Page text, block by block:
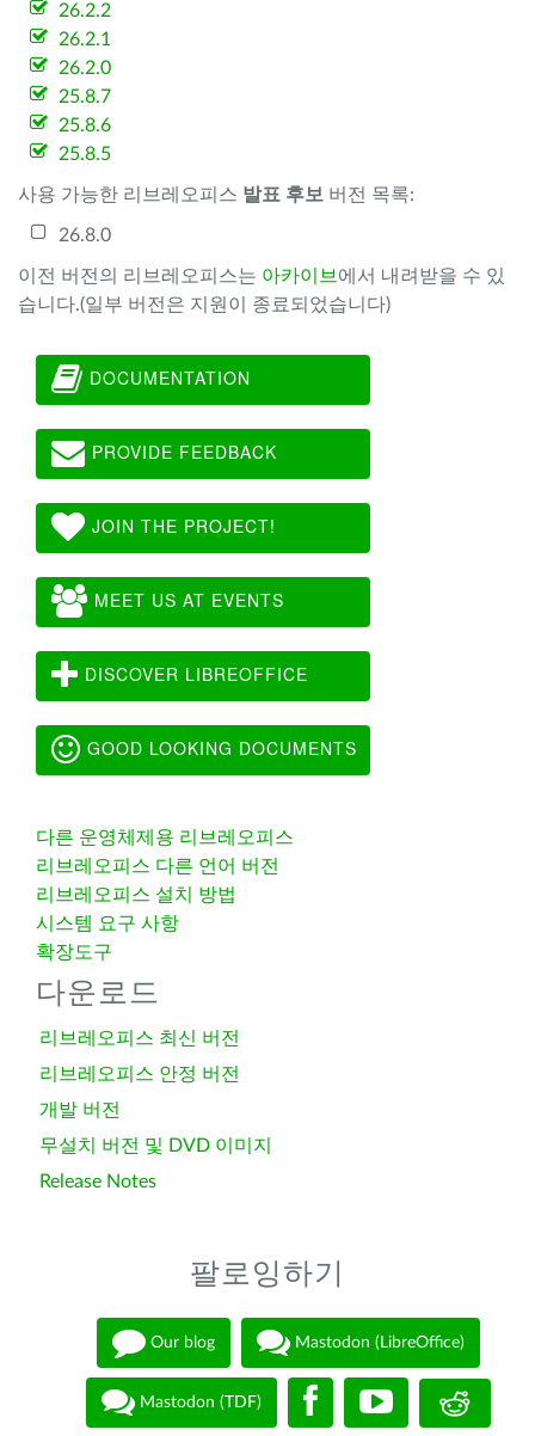
26.2.2
26.2.1
26.2.0
25.8.7
25.8.6
25.8.5
사용 가능한 리브레오피스 발표 후보 버전 목록:
26.8.0
이전 버전의 리브레오피스는 아카이브 에서 내려받을 수 있
습니다.(일부 버전은 지원이 종료되었습니다)
DOCUMENTATION
PROVIDE FEEDBACK
JOIN THE PROJECT!
MEET US AT EVENTS
DISCOVER LIBREOFFICE
GOOD LOOKING DOCUMENTS
다른 운영체제용 리브레오피스
리브레오피스 다른 언어 버전
리브레오피스 설치 방법
시스템 요구 사항
확장도구
다운로드
리브레오피스 최신 버전
리브레오피스 안정 버전
개발 버전
무설치 버전 및 DVD 이미지
Release Notes
팔로잉하기
Our blog Mastodon (LibreOffice)
Mastodon (TDF)